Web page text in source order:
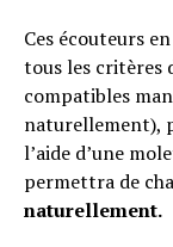
Ces écouteurs en
tous les critères
compatibles
naturellement),
l’aide d’une
permettra de
naturellement.